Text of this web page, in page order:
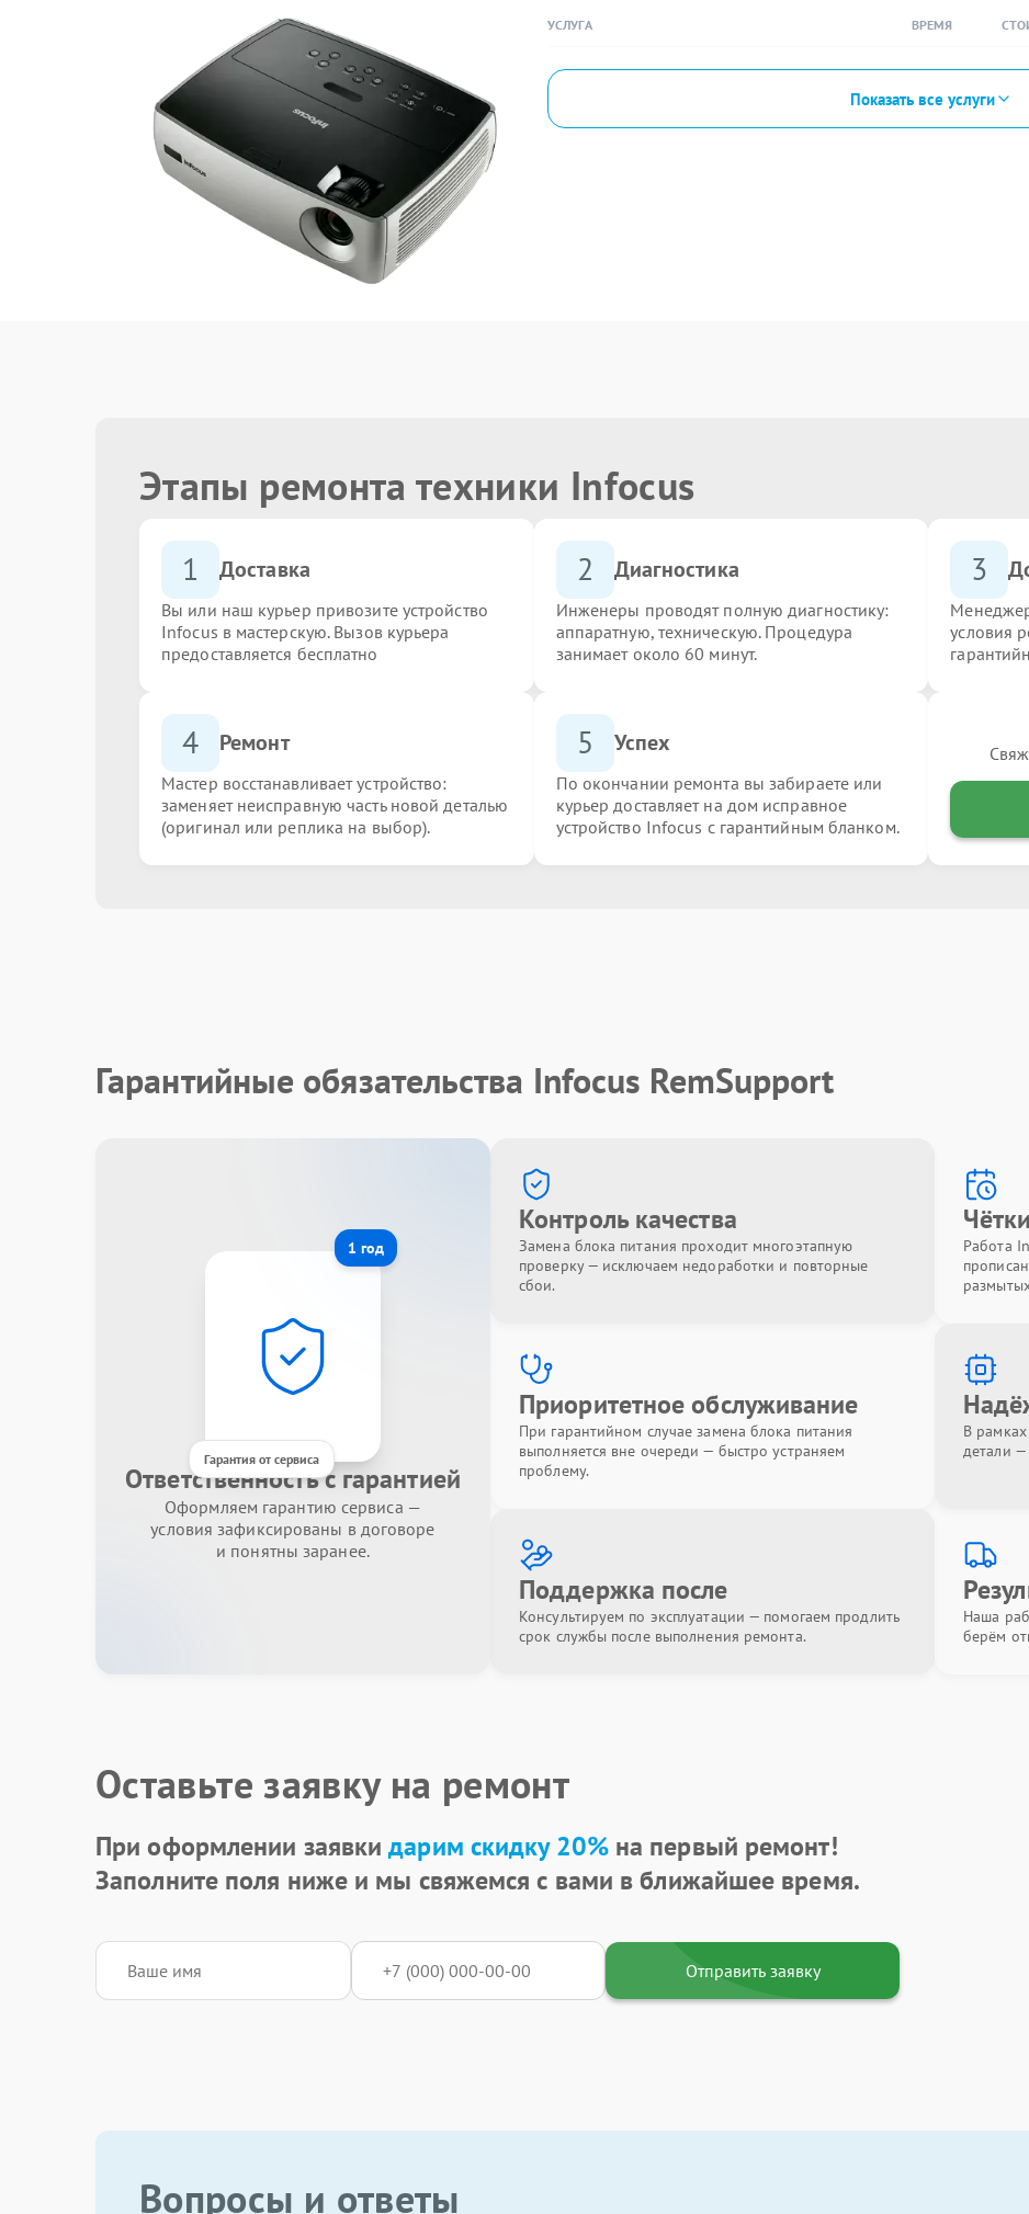
УСЛУГА ВРЕМЯ
Показать все услуги
Этапы ремонта техники Infocus
1 Доставка
Вы или наш курьер привозите устройство
Infocus в мастерскую. Вызов курьера
предоставляется бесплатно
2 Диагностика
Инженеры проводят полную диагностику:
аппаратную, техническую. Процедура
занимает около 60 минут.
3
условия
4 Ремонт
Мастер восстанавливает устройство:
заменяет неисправную часть новой деталью
(оригинал или реплика на выбор).
5 Успех
По окончании ремонта вы забираете или
курьер доставляет на дом исправное
устройство Infocus с гарантийным бланком.
Гарантийные обязательства Infocus RemSupport
1 год
Гарантия от сервиса
Ответственность с гарантией
Оформляем гарантию сервиса —
условия зафиксированы в договоре
и понятны заранее.
Контроль качества
Замена блока питания проходит многоэтапную
проверку — исключаем недоработки и повторные
сбои.
Работа
Приоритетное обслуживание
При гарантийном случае замена блока питания
выполняется вне очереди — быстро устраняем
проблему.
В
детали
Поддержка после
Консультируем по эксплуатации — помогаем продлить
срок службы после выполнения ремонта.
Наша
берём
Оставьте заявку на ремонт
При оформлении заявкидарим скидку 20%на первый ремонт!
Заполните поля ниже и мы свяжемся с вами в ближайшее время.
Отправить заявку
Вопросы и ответы